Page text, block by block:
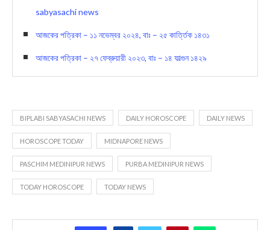
sabyasachi news
আজকের পত্রিকা – ১১ নভেম্বর ২০২৪, বাঃ – ২৫ কার্ত্তিক ১৪৩১
আজকের পত্রিকা – ২৭ ফেব্রুয়ারী ২০২৩, বাঃ – ১৪ ফাল্গুন ১৪২৯
BIPLABI SABYASACHI NEWS DAILY HOROSCOPE DAILY NEWS
HOROSCOPE TODAY MIDNAPORE NEWS
PASCHIM MEDINIPUR NEWS PURBA MEDINIPUR NEWS
TODAY HOROSCOPE TODAY NEWS